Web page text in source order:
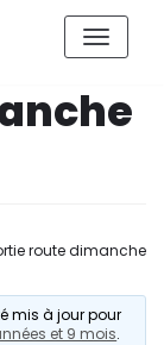
route dimanche
mis à jour pour
et 9 mois.